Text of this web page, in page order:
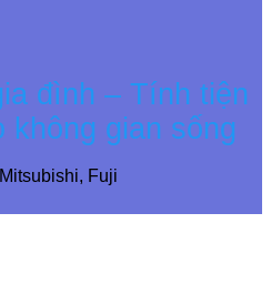
đình – Tính tiện
không gian sống
Fuji